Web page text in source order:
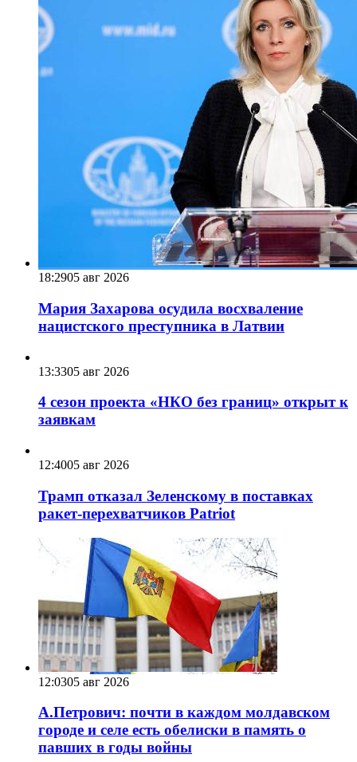
18:2905 авг 2026
Мария Захарова осудила восхваление
нацистского преступника в Латвии
13:3305 авг 2026
4 сезон проекта «НКО без границ» открыт к
заявкам
12:4005 авг 2026
Трамп отказал Зеленскому в поставках
ракет-перехватчиков Patriot
12:0305 авг 2026
А.Петрович: почти в каждом молдавском
городе и селе есть обелиски в память о
павших в годы войны